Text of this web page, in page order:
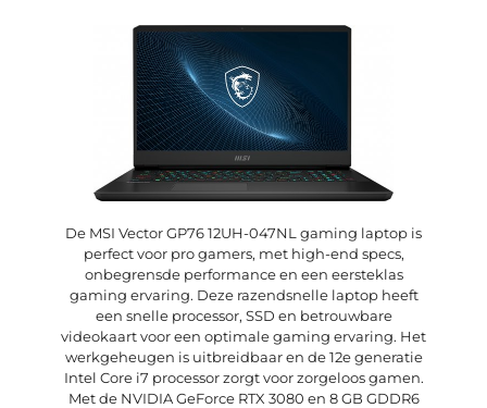
De MSI Vector GP76 12UH-047NL gaming laptop is
perfect voor pro gamers, met high-end specs,
onbegrensde performance en een eersteklas
gaming ervaring. Deze razendsnelle laptop heeft
een snelle processor, SSD en betrouwbare
videokaart voor een optimale gaming ervaring. Het
werkgeheugen is uitbreidbaar en de 12e generatie
Intel Core i7 processor zorgt voor zorgeloos gamen.
Met de NVIDIA GeForce RTX 3080 en 8 GB GDDR6